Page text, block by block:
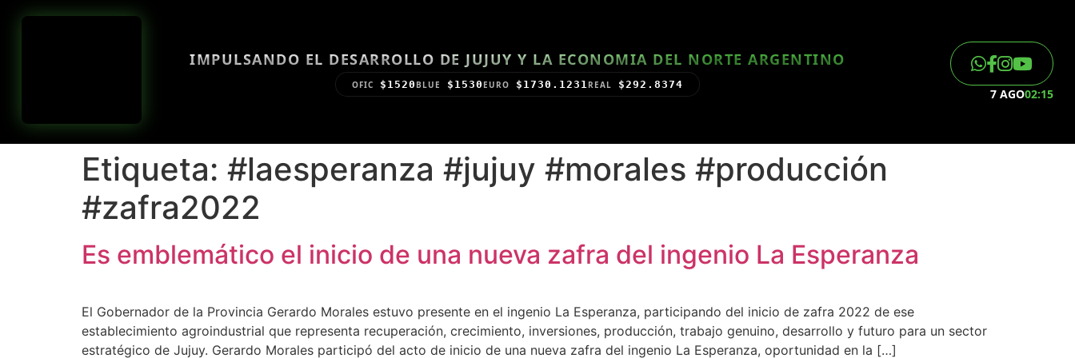
IMPULSANDO EL DESARROLLO DE JUJUY Y LA ECONOMIA DEL NORTE ARGENTINO
OFIC $1520 BLUE $1530 EURO $1730.1231REAL $292.8374
7 AGO02:15
Etiqueta: #laesperanza #jujuy #morales #producción
#zafra2022
Es emblemático el inicio de una nueva zafra del ingenio La Esperanza
El Gobernador de la Provincia Gerardo Morales estuvo presente en el ingenio La Esperanza, participando del inicio de zafra 2022 de ese
establecimiento agroindustrial que representa recuperación, crecimiento, inversiones, producción, trabajo genuino, desarrollo y futuro para un sector
estratégico de Jujuy. Gerardo Morales participó del acto de inicio de una nueva zafra del ingenio La Esperanza, oportunidad en la […]